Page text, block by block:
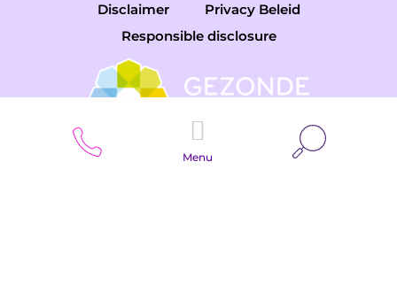
Menu
Zoeken
Disclaimer
Privacy Beleid
Responsible disclosure